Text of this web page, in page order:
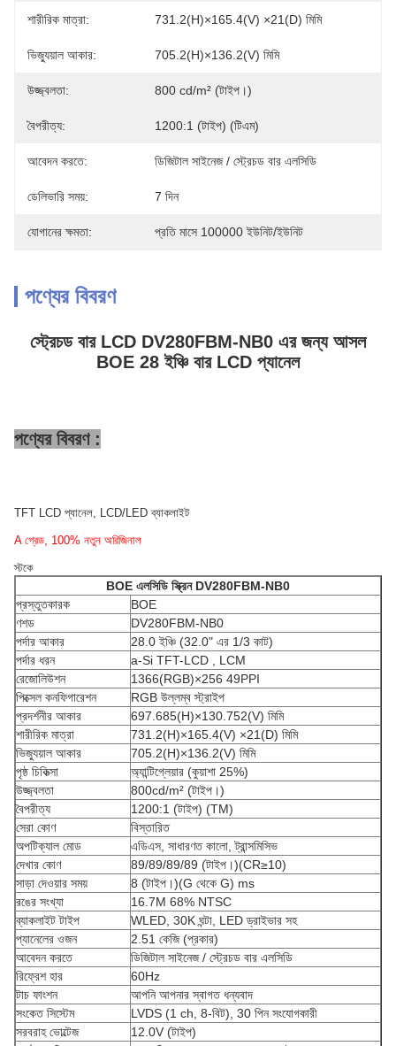
শারীরিক মাত্রা: 731.2(H)×165.4(V) ×21(D) মিমি
ভিজ্যুয়াল আকার: 705.2(H)×136.2(V) মিমি
উজ্জ্বলতা: 800 cd/m² (টাইপ।)
বৈপরীত্য: 1200:1 (টাইপ) (টিএম)
আবেদন করতে: ডিজিটাল সাইনেজ / স্ট্রেচড বার এলসিডি
ডেলিভারি সময়: 7 দিন
যোগানের ক্ষমতা: প্রতি মাসে 100000 ইউনিট/ইউনিট
পণ্যের বিবরণ
স্ট্রেচড বার LCD DV280FBM-NB0 এর জন্য আসল
BOE 28 ইঞ্চি বার LCD প্যানেল
পণ্যের বিবরণ :
TFT LCD প্যানেল, LCD/LED ব্যাকলাইট
A গ্রেড, 100% নতুন অরিজিনাল
স্টকে
BOE এলসিডি স্ক্রিনDV280FBM-NB0
প্রস্তুতকারক
BOE
ণশড
DV280FBM-NB0
পর্দার আকার
28.0 ইঞ্চি (32.0" এর 1/3 কাট)
পর্দার ধরন
a-Si TFT-LCD , LCM
রেজোলিউশন
1366(RGB)×256 49PPI
পিক্সেল কনফিগারেশন
RGB উল্লম্ব স্ট্রাইপ
প্রদর্শনীর আকার
697.685(H)×130.752(V) মিমি
শারীরিক মাত্রা
731.2(H)×165.4(V) ×21(D) মিমি
ভিজ্যুয়াল আকার
705.2(H)×136.2(V) মিমি
পৃষ্ঠ চিকিত্সা
অ্যান্টিগ্লেয়ার (কুয়াশা 25%)
উজ্জ্বলতা
800cd/m² (টাইপ।)
বৈপরীত্য
1200:1 (টাইপ) (TM)
সেরা কোণ
বিস্তারিত
অপটিক্যাল মোড
এডিএস, সাধারণত কালো, ট্রান্সমিসিভ
দেখার কোণ
89/89/89/89 (টাইপ।)(CR≥10)
সাড়া দেওয়ার সময়
8 (টাইপ।)(G ​​থেকে G) ms
রঙের সংখ্যা
16.7M 68% NTSC
ব্যাকলাইট টাইপ
WLED, 30K ঘন্টা, LED ড্রাইভার সহ
প্যানেলের ওজন
2.51 কেজি (প্রকার)
আবেদন করতে
ডিজিটাল সাইনেজ / স্ট্রেচড বার এলসিডি
রিফ্রেশ হার
60Hz
টাচ ফাংশন
আপনি আপনার স্বাগত ধন্যবাদ
সংকেত সিস্টেম
LVDS (1 ch, 8-বিট), 30 পিন সংযোগকারী
সরবরাহ ভোল্টেজ
12.0V (টাইপ)